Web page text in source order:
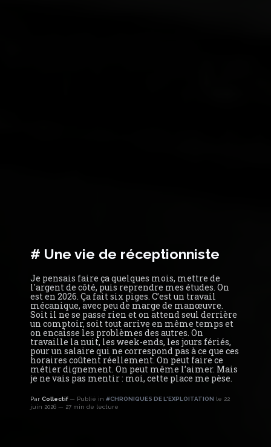
# Une vie de réceptionniste
Je pensais faire ça quelques mois, mettre de
l'argent de côté, puis reprendre mes études. On
est en 2026. Ça fait six piges. C’est un travail
mécanique, avec peu de marge de manœuvre.
Soit il ne se passe rien et on attend seul derrière
un comptoir, soit tout arrive en même temps et
on encaisse les problèmes des autres. On
travaille la nuit, les week-ends, les jours fériés,
pour un salaire qui ne correspond pas à ce que ces
horaires coûtent réellement. On peut faire ce
métier dignement. On peut même l’aimer. Mais
je ne vais pas mentir : moi, cette place me pèse.
Par Collectif Publié in #CHRONIQUES DE L'EXPLOITATION le 22
juin 2026
27 min de lecture